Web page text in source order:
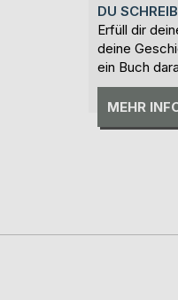
DU
Erfüll dir
deine
ein Buch
MEHR